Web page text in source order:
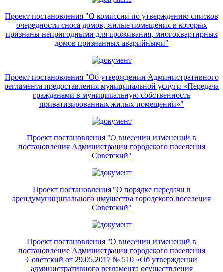
Проект постановления "О комиссии по утверждению списков
очередности сноса домов, жилые помещения в которых
признаны непригодными для проживания, многоквартирных
домов признанных аварийными"
Проект постановления "Об утверждении Административного
регламента предоставления муниципальной услуги «Передача
гражданами в муниципальную собственность
приватизированных жилых помещений»"
Проект постановления "О внесении изменений в
постановления Администрации городского поселения
Советский"
Проект постановления "О порядке передачи в
арендумуниципального имущества городского поселения
Советский"
Проект постановления "О внесении изменений в
постановление Администрации городского поселения
Советский от 29.05.2017 № 510 «Об утверждении
административного регламента осуществления